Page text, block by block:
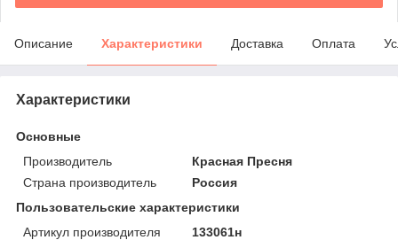
Описание Характеристики Доставка Оплата
Характеристики
Основные
Производитель
Красная Пресня
Страна производитель
Россия
Пользовательские характеристики
Артикул производителя
133061н